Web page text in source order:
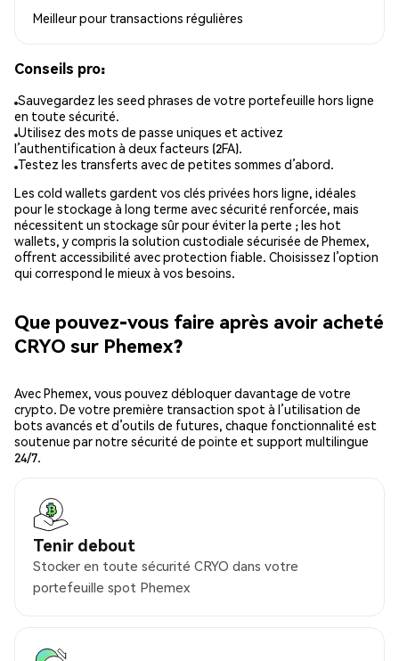
Meilleur pour transactions régulières
Conseils pro:
Sauvegardez les seed phrases de votre portefeuille hors ligne
en toute sécurité.
Utilisez des mots de passe uniques et activez
l’authentification à deux facteurs (2FA).
Testez les transferts avec de petites sommes d’abord.
Les cold wallets gardent vos clés privées hors ligne, idéales
pour le stockage à long terme avec sécurité renforcée, mais
nécessitent un stockage sûr pour éviter la perte ; les hot
wallets, y compris la solution custodiale sécurisée de Phemex,
offrent accessibilité avec protection fiable. Choisissez l’option
qui correspond le mieux à vos besoins.
Que pouvez-vous faire après avoir acheté
CRYO sur Phemex?
Avec Phemex, vous pouvez débloquer davantage de votre
crypto. De votre première transaction spot à l’utilisation de
bots avancés et d’outils de futures, chaque fonctionnalité est
soutenue par notre sécurité de pointe et support multilingue
24/7.
Tenir debout
Stocker en toute sécurité CRYO dans votre
portefeuille spot Phemex